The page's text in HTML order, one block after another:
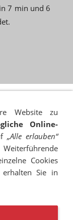
7 min und 6
Website zu
Online-
„Alle erlauben“
Cookies
Sie in